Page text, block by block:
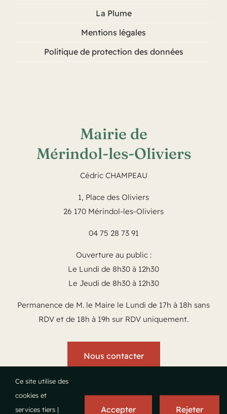
La Plume
Mentions légales
Politique de protection des données
Mairie de
Mérindol-les-Oliviers
Cédric CHAMPEAU
1, Place des Oliviers
26 170 Mérindol-les-Oliviers
04 75 28 73 91
Ouverture au public :
Le Lundi de 8h30 à 12h30
Le Jeudi de 8h30 à 12h30
Permanence de M. le Maire le Lundi de 17h à 18h sans
RDV et de 18h à 19h sur RDV uniquement.
Nous contacter
Ce site utilise des
cookies et
services tiers |
Accepter Rejeter